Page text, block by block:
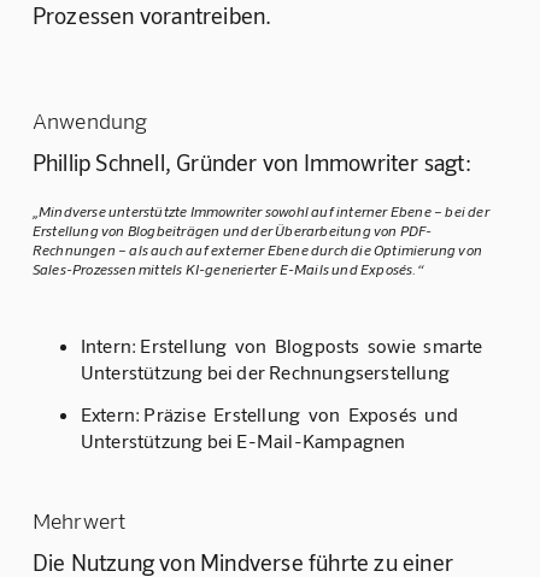
Prozessen vorantreiben.
Anwendung
Phillip Schnell, Gründer von Immowriter sagt:
„Mindverse unterstützte Immowriter sowohl auf interner Ebene – bei der
Erstellung von Blogbeiträgen und der Überarbeitung von PDF-
Rechnungen – als auch auf externer Ebene durch die Optimierung von
Sales-Prozessen mittels KI-generierter E-Mails und Exposés.“
Intern: Erstellung von Blogposts sowie smarte
Unterstützung bei der Rechnungserstellung
Extern: Präzise Erstellung von Exposés und
Unterstützung bei E-Mail-Kampagnen
Mehrwert
Die Nutzung von Mindverse führte zu einer